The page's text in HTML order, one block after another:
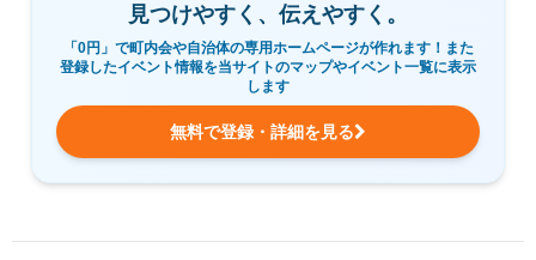
見つけやすく、伝えやすく。
「0円」で町内会や自治体の専用ホームページが作れます！また
登録したイベント情報を当サイトのマップやイベント一覧に表示
します
無料で登録・詳細を見る